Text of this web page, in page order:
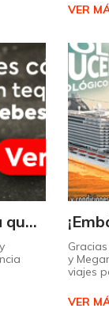
VER
Tres cócteles con tequila que no puede dejar de probar gracias a nuestra IA.
y
viajes
VER